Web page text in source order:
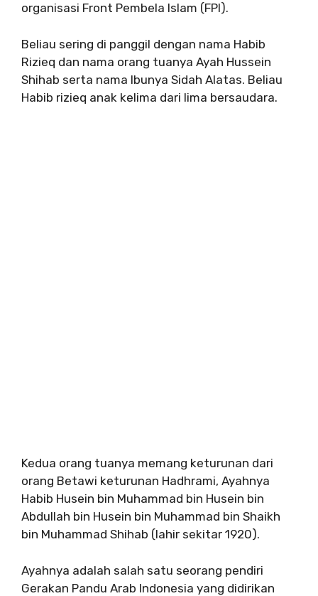
organisasi Front Pembela Islam (FPI).
Beliau sering di panggil dengan nama Habib
Rizieq dan nama orang tuanya Ayah Hussein
Shihab serta nama Ibunya Sidah Alatas. Beliau
Habib rizieq anak kelima dari lima bersaudara.
Kedua orang tuanya memang keturunan dari
orang Betawi keturunan Hadhrami, Ayahnya
Habib Husein bin Muhammad bin Husein bin
Abdullah bin Husein bin Muhammad bin Shaikh
bin Muhammad Shihab (lahir sekitar 1920).
Ayahnya adalah salah satu seorang pendiri
Gerakan Pandu Arab Indonesia yang didirikan